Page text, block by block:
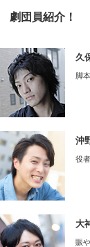
劇団員紹介！
久
脚
沖
役
大
賑